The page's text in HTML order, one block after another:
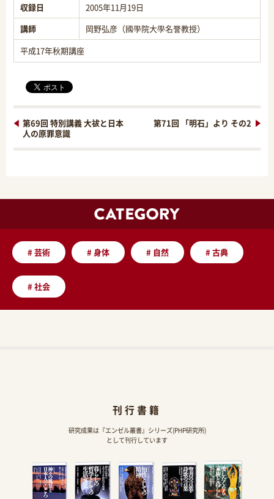
収録日
2005年11月19日
講師
岡野弘彦（國學院大學名誉教授）
平成17年秋期講座
第69回 特別講義 大祓と日本
人の原罪意識
第71回 「明石」より その2
#芸術 #身体 # 自然 #古典
#社会
刊行書籍
研究成果は『エンゼル叢書』シリーズ(PHP研究所)
として刊行しています